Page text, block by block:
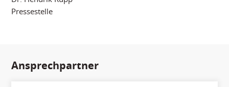
Pressestelle
Ansprechpartner